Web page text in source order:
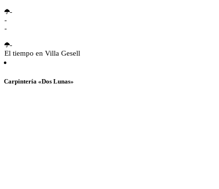
-
-
-
-
El tiempo en Villa Gesell
Carpintería «Dos Lunas»